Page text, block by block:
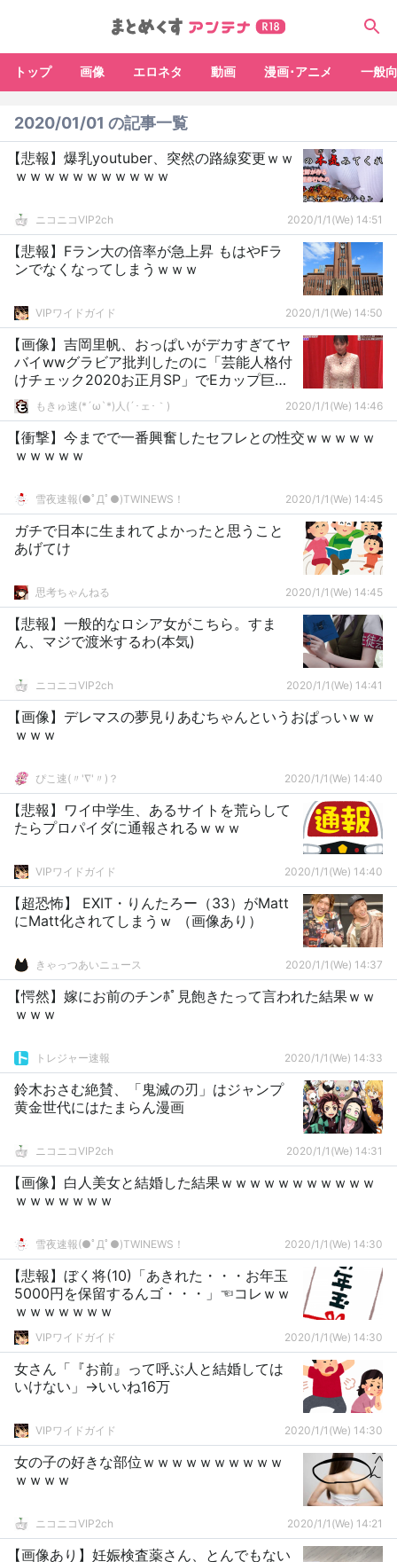
トップ 画像 エロネタ 動画 漫画･アニメ 一般
2020/01/01 の記事一覧
【悲報】爆乳youtuber、突然の路線変更ｗｗ
ｗｗｗｗｗｗｗｗｗｗｗ
ニコニコVIP2ch 2020/1/1(We) 14:51
【悲報】Fラン大の倍率が急上昇 もはやFラ
ンでなくなってしまうｗｗｗ
VIPワイドガイド 2020/1/1(We) 14:50
【画像】吉岡里帆、おっぱいがデカすぎてヤ
バイwwグラビア批判したのに「芸能人格付
けチェック2020お正月SP」でEカップ巨乳
を強調し話題！
もきゅ速(*´ω`*)人(´･ェ･｀) 2020/1/1(We) 14:46
【衝撃】今までで一番興奮したセフレとの性交ｗｗｗｗｗ
ｗｗｗｗｗ
雪夜速報(●ﾟДﾟ●)TWINEWS！ 2020/1/1(We) 14:45
ガチで日本に生まれてよかったと思うこと
あげてけ
思考ちゃんねる 2020/1/1(We) 14:45
【悲報】一般的なロシア女がこちら。すま
ん、マジで渡米するわ(本気)
ニコニコVIP2ch 2020/1/1(We) 14:41
【画像】デレマスの夢見りあむちゃんというおぱっいｗｗ
ｗｗｗ
ぴこ速(〃'∇'〃)？ 2020/1/1(We) 14:40
【悲報】ワイ中学生、あるサイトを荒らして
たらプロパイダに通報されるｗｗｗ
VIPワイドガイド 2020/1/1(We) 14:40
【超恐怖】 EXIT・りんたろー（33）がMatt
にMatt化されてしまうｗ （画像あり）
きゃっつあいニュース 2020/1/1(We) 14:37
【愕然】嫁にお前のチンﾎﾟ見飽きたって言われた結果ｗｗ
ｗｗｗ
トレジャー速報 2020/1/1(We) 14:33
鈴木おさむ絶賛、「鬼滅の刃」はジャンプ
黄金世代にはたまらん漫画
ニコニコVIP2ch 2020/1/1(We) 14:31
【画像】白人美女と結婚した結果ｗｗｗｗｗｗｗｗｗｗｗ
ｗｗｗｗｗｗｗ
雪夜速報(●ﾟДﾟ●)TWINEWS！ 2020/1/1(We) 14:30
【悲報】ぼく将(10)「あきれた・・・お年玉
5000円を保留するんゴ・・・」☜コレｗｗ
ｗｗｗｗｗｗｗ
VIPワイドガイド 2020/1/1(We) 14:30
女さん「『お前』って呼ぶ人と結婚しては
いけない」→いいね16万
VIPワイドガイド 2020/1/1(We) 14:30
女の子の好きな部位ｗｗｗｗｗｗｗｗｗｗ
ｗｗｗｗ
ニコニコVIP2ch 2020/1/1(We) 14:21
【画像あり】妊娠検査薬さん、とんでもない